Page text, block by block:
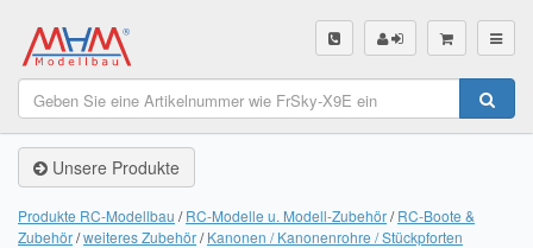
SHOP
Unsere Produkte
Unsere Produkte
Produkte RC-Modellbau RC-Modelle u. Modell-Zubehör RC-Boote &
Zubehör weiteres Zubehör Kanonen / Kanonenrohre / Stückpforten